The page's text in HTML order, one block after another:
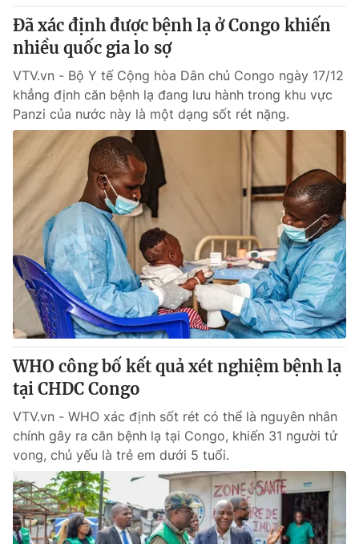
Đã xác định được bệnh lạ ở Congo khiến
nhiều quốc gia lo sợ
VTV.vn - Bộ Y tế Cộng hòa Dân chủ Congo ngày 17/12
khẳng định căn bệnh lạ đang lưu hành trong khu vực
Panzi của nước này là một dạng sốt rét nặng.
WHO công bố kết quả xét nghiệm bệnh lạ
tại CHDC Congo
VTV.vn - WHO xác định sốt rét có thể là nguyên nhân
chính gây ra căn bệnh lạ tại Congo, khiến 31 người tử
vong, chủ yếu là trẻ em dưới 5 tuổi.